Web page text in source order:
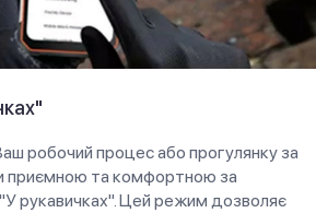
робочий процес або прогулянку за
приємною та комфортною за
рукавичках". Цей режим дозволяє